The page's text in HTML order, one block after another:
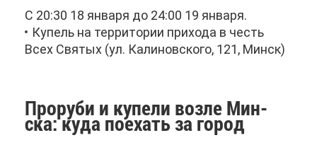
С 20:30 18 ян­ва­ря до 24:00 19 ян­ва­ря.
Ку­пель на тер­ри­то­рии при­хо­да в честь
Всех Свя­тых (ул. Ка­ли­нов­ско­го, 121, Минск)
Про­ру­би и ку­пе­ли воз­ле Мин­
ска: ку­да по­ехать за го­род